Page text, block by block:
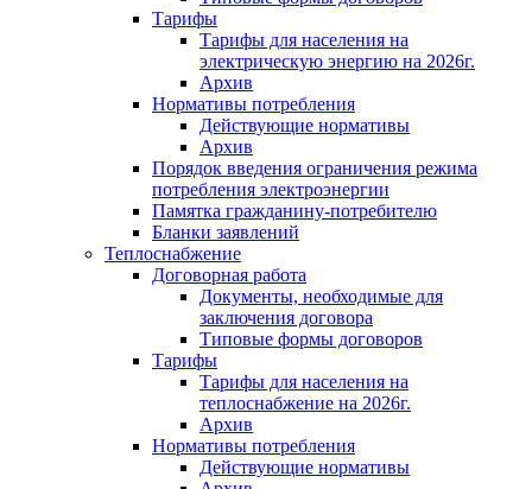
Тарифы
Тарифы для населения на
электрическую энергию на 2026г.
Архив
Нормативы потребления
Действующие нормативы
Архив
Порядок введения ограничения режима
потребления электроэнергии
Памятка гражданину-потребителю
Бланки заявлений
Теплоснабжение
Договорная работа
Документы, необходимые для
заключения договора
Типовые формы договоров
Тарифы
Тарифы для населения на
теплоснабжение на 2026г.
Архив
Нормативы потребления
Действующие нормативы